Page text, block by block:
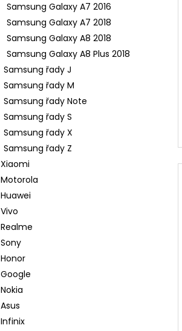
Samsung Galaxy A7 2016
Samsung Galaxy A7 2018
Samsung Galaxy A8 2018
Samsung Galaxy A8 Plus 2018
Samsung řady J
Samsung řady M
Samsung řady Note
Samsung řady S
Samsung řady X
Samsung řady Z
Xiaomi
Motorola
Huawei
Vivo
Realme
Sony
Honor
Google
Nokia
Asus
Infinix